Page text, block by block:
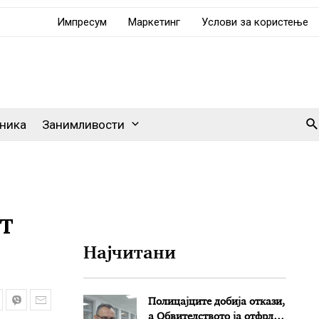
Импресум Маркетинг Услови за користење
Занимливости
Најчитани
Полицајците добија откази,
а Обвителството ја отфрли